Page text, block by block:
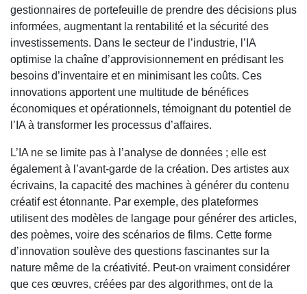
gestionnaires de portefeuille de prendre des décisions plus
informées, augmentant la rentabilité et la sécurité des
investissements. Dans le secteur de l’industrie, l’IA
optimise la chaîne d’approvisionnement en prédisant les
besoins d’inventaire et en minimisant les coûts. Ces
innovations apportent une multitude de bénéfices
économiques et opérationnels, témoignant du potentiel de
l’IA à transformer les processus d’affaires.
L’IA ne se limite pas à l’analyse de données ; elle est
également à l’avant-garde de la création. Des artistes aux
écrivains, la capacité des machines à générer du contenu
créatif est étonnante. Par exemple, des plateformes
utilisent des modèles de langage pour générer des articles,
des poèmes, voire des scénarios de films. Cette forme
d’innovation soulève des questions fascinantes sur la
nature même de la créativité. Peut-on vraiment considérer
que ces œuvres, créées par des algorithmes, ont de la